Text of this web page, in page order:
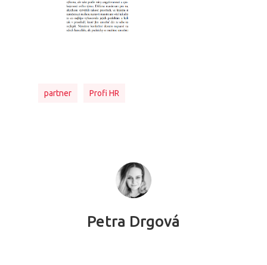
partner Profi HR
Petra Drgová